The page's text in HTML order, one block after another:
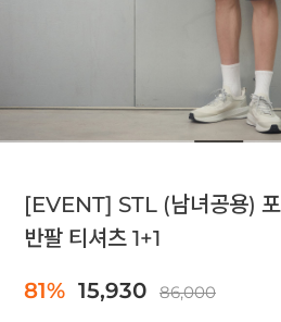
[EVENT] STL (남녀공용)
반팔 티셔츠 1+1
81% 15,930 86,000